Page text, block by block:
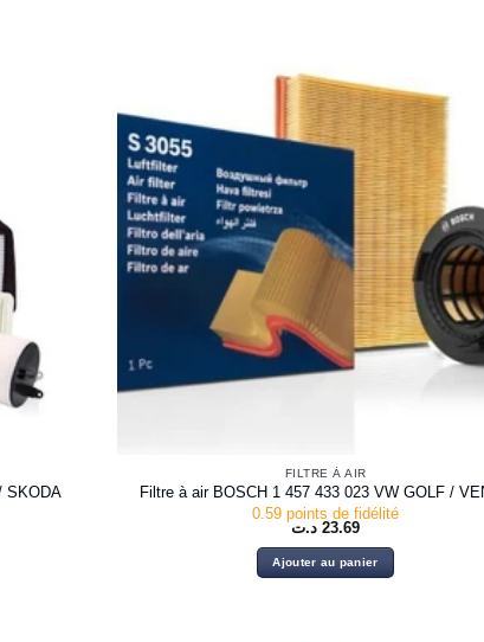
SKODA
FILTRE À AIR
Filtre à air BOSCH 1 457 433 023 VW GOLF /
0.59 points de fidélité
23.69 د.ت
Ajouter au panier